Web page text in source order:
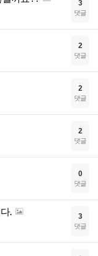
3
댓글
2
댓글
2
댓글
2
댓글
0
댓글
. 3
댓글